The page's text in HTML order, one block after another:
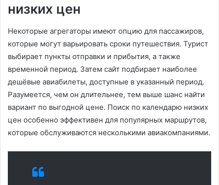
низких цен
Некоторые агрегаторы имеют опцию для пассажиров,
которые могут варьировать сроки путешествия. Турист
выбирает пункты отправки и прибытия, а также
временной период. Затем сайт подбирает наиболее
дешёвые авиабилеты, доступные в указанный период.
Разумеется, чем он длительнее, тем выше шанс найти
вариант по выгодной цене. Поиск по календарю низких
цен особенно эффективен для популярных маршрутов,
которые обслуживаются несколькими авиакомпаниями.